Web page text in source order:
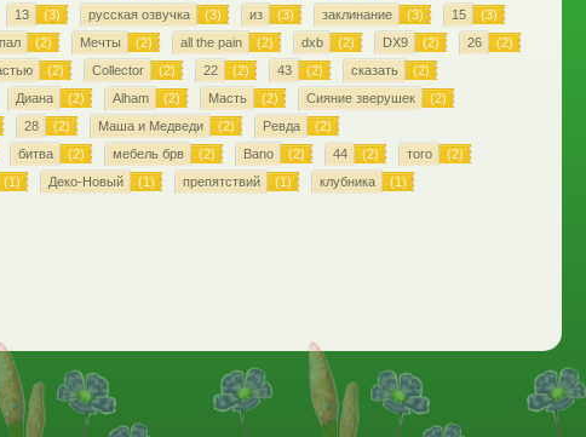
13 (3) русская озвучка (3) из (3) заклинание (3) 15
(3)
(2) Мечты (2) all the pain (2) dxb (2) DX9 (2) 26
(2)
(2) Collector (2) 22 (2) 43 (2) сказать
(2)
Диана (2) Alham (2) Масть (2) Сияние зверушек
(2)
28 (2) Маша и Медведи (2) Ревда
(2)
битва (2) мебель брв (2) Bano (2) 44 (2) того
(2)
(1) Деко-Новый (1) препятствий (1) клубника
(1)